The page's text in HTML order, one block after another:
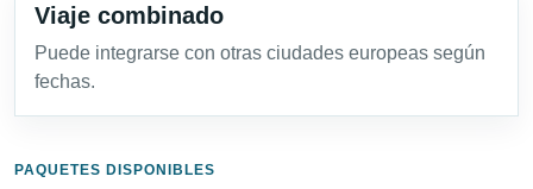
Viaje combinado
Puede integrarse con otras ciudades europeas según
fechas.
PAQUETES DISPONIBLES